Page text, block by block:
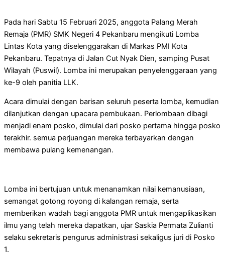
Pada hari Sabtu 15 Februari 2025, anggota Palang Merah
Remaja (PMR) SMK Negeri 4 Pekanbaru mengikuti Lomba
Lintas Kota yang diselenggarakan di Markas PMI Kota
Pekanbaru. Tepatnya di Jalan Cut Nyak Dien, samping Pusat
Wilayah (Puswil). Lomba ini merupakan penyelenggaraan yang
ke-9 oleh panitia LLK.
Acara dimulai dengan barisan seluruh peserta lomba, kemudian
dilanjutkan dengan upacara pembukaan. Perlombaan dibagi
menjadi enam posko, dimulai dari posko pertama hingga posko
terakhir. semua perjuangan mereka terbayarkan dengan
membawa pulang kemenangan.
Lomba ini bertujuan untuk menanamkan nilai kemanusiaan,
semangat gotong royong di kalangan remaja, serta
memberikan wadah bagi anggota PMR untuk mengaplikasikan
ilmu yang telah mereka dapatkan, ujar Saskia Permata Zulianti
selaku sekretaris pengurus administrasi sekaligus juri di Posko
1.